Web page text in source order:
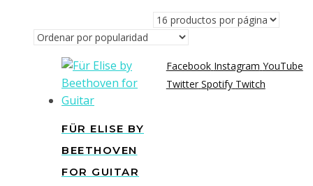
FÜR ELISE BY
BEETHOVEN
FOR GUITAR
Facebook Instagram YouTube
Twitter Spotify Twitch